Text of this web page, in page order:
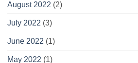
August 2022 (2)
July 2022 (3)
June 2022 (1)
May 2022 (1)